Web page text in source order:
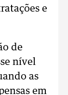
e
de
nível
as
em